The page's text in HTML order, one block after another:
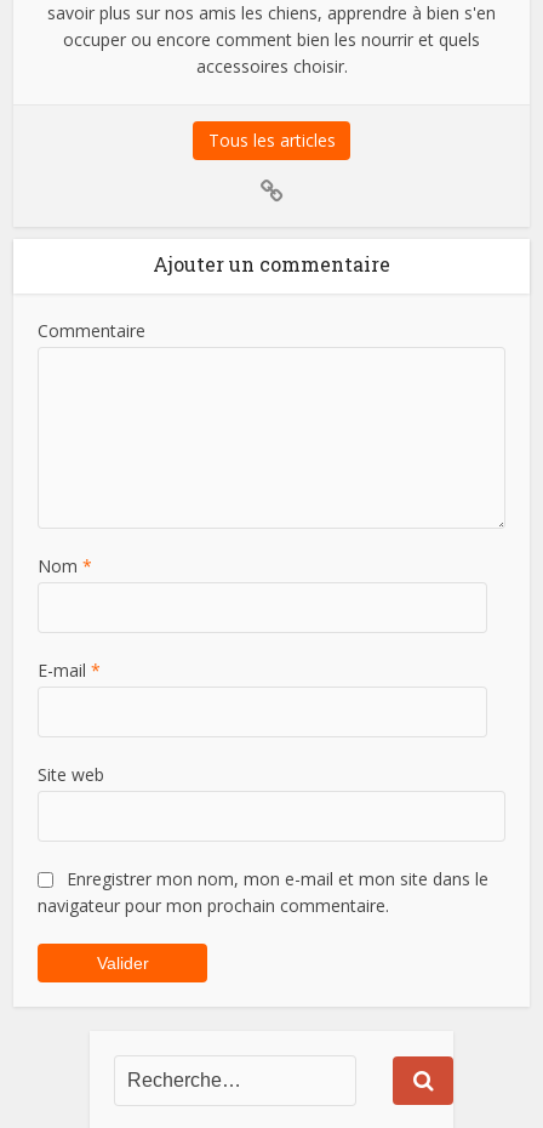
savoir plus sur nos amis les chiens, apprendre à bien s'en
occuper ou encore comment bien les nourrir et quels
accessoires choisir.
Tous les articles
Ajouter un commentaire
Commentaire
Nom*
E-mail*
Site web
Enregistrer mon nom, mon e-mail et mon site dans le
navigateur pour mon prochain commentaire.